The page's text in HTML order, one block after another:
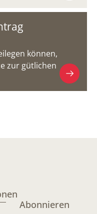
können,
zur gütlichen
Abonnieren